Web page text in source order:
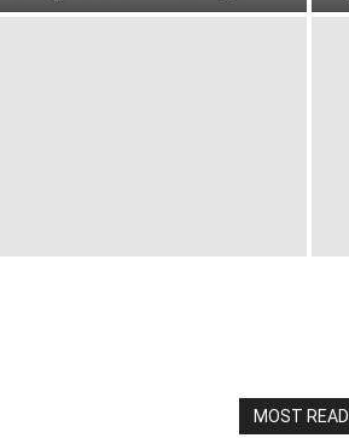
MOST READ